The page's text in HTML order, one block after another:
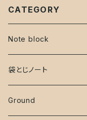
CATEGORY
Note block
袋とじノート
Ground